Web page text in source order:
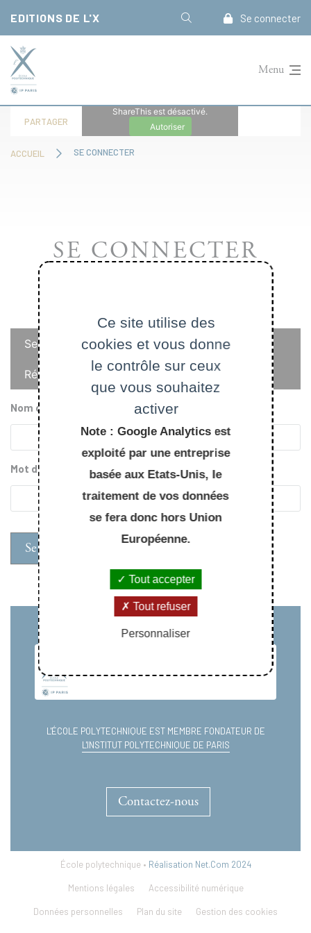
EDITIONS DE L'X Se connecter
Menu
ACCUEIL SE CONNECTER
PARTAGER
ShareThis est désactivé.
Autoriser
SE CONNECTER
Onglets
principaux
Se connecter
Réinitialiser votre mot de passe
Nom d'utilisateur
Mot de passe
L'ÉCOLE POLYTECHNIQUE EST MEMBRE FONDATEUR DE
L'INSTITUT POLYTECHNIQUE DE PARIS
Contactez-nous
École polytechnique • Réalisation Net.Com 2024
Mentions légales Accessibilité numérique
Données personnelles Plan du site Gestion des cookies
Ce site utilise des
cookies et vous donne
le contrôle sur ceux
que vous souhaitez
activer
Note : Google Analytics est
exploité par une entreprise
basée aux Etats-Unis, le
traitement de vos données
se fera donc hors Union
Européenne.
Tout accepter
Tout refuser
Personnaliser